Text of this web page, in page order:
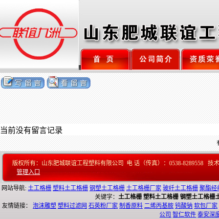
当前没有留言记录
版权所有：山东肥城联谊工程塑料有限公司 电 话（传真）：0538-8289558 技
管理入口
网站导航: 土工格栅 塑料土工格栅 钢塑土工格栅 土工格栅厂家 玻纤土工格栅 聚酯经
关键字：土工格栅 塑料土工格栅 钢塑土工格栅
友情链接： 泡沫雕塑 塑料过滤网 石英粉厂家 制香原料 二烯丙基胺 钨酸钠 软包厂家
公司 智仁软件 泰安深